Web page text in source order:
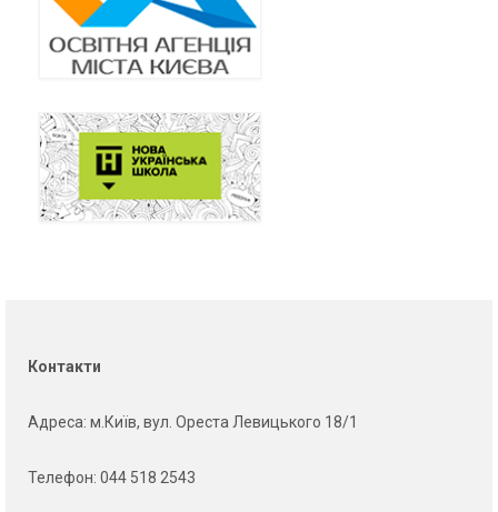
Контакти
Адреса: м.Київ, вул. Ореста Левицького 18/1
Телефон: 044 518 2543